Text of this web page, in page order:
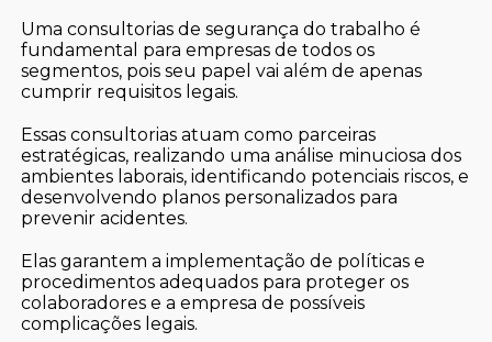
Uma consultorias de segurança do trabalho é
fundamental para empresas de todos os
segmentos, pois seu papel vai além de apenas
cumprir requisitos legais.
Essas consultorias atuam como parceiras
estratégicas, realizando uma análise minuciosa dos
ambientes laborais, identificando potenciais riscos, e
desenvolvendo planos personalizados para
prevenir acidentes.
Elas garantem a implementação de políticas e
procedimentos adequados para proteger os
colaboradores e a empresa de possíveis
complicações legais.